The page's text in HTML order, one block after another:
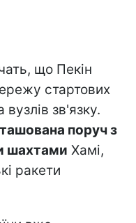
що Пекін
стартових
вузлів зв'язку.
поруч з
шахтами Хамі,
ракети